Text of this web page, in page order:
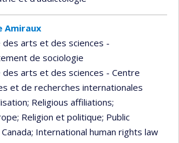
Amiraux
des arts et des sciences -
de sociologie
des arts et des sciences - Centre
et de recherches internationales
; Religious affiliations;
; Religion et politique; Public
Canada; International human rights law